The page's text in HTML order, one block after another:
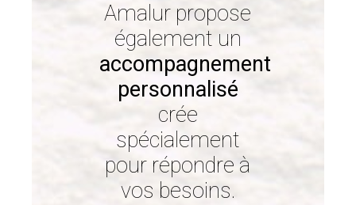
Amalur propose
également un
accompagnement
personnalisé
crée
spécialement
pour répondre à
vos besoins.